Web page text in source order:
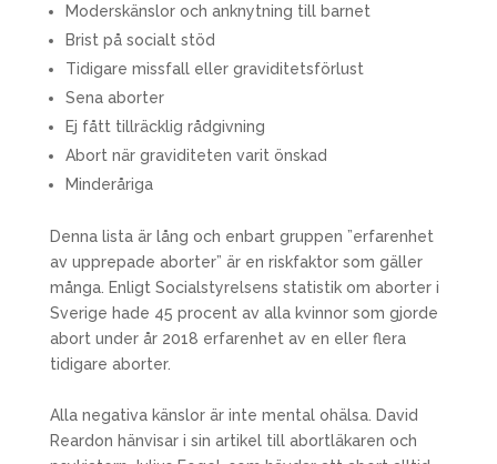
Moderskänslor och anknytning till barnet
Brist på socialt stöd
Tidigare missfall eller graviditetsförlust
Sena aborter
Ej fått tillräcklig rådgivning
Abort när graviditeten varit önskad
Minderåriga
Denna lista är lång och enbart gruppen ”erfarenhet
av upprepade aborter” är en riskfaktor som gäller
många. Enligt Socialstyrelsens statistik om aborter i
Sverige hade 45 procent av alla kvinnor som gjorde
abort under år 2018 erfarenhet av en eller flera
tidigare aborter.
Alla negativa känslor är inte mental ohälsa. David
Reardon hänvisar i sin artikel till abortläkaren och